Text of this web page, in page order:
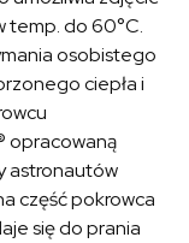
temp. do 60°C.
osobistego
ciepła i
opracowaną
astronautów
część pokrowca
się do prania